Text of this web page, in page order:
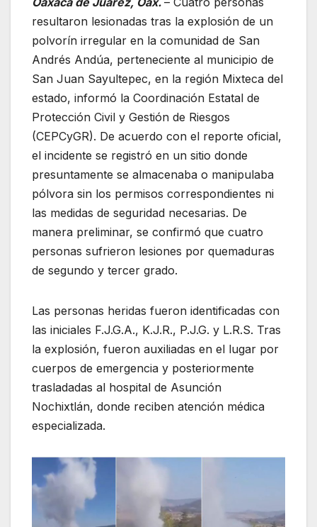
resultaron lesionadas tras la explosión de un
polvorín irregular en la comunidad de San
Andrés Andúa, perteneciente al municipio de
San Juan Sayultepec, en la región Mixteca del
estado, informó la Coordinación Estatal de
Protección Civil y Gestión de Riesgos
(CEPCyGR). De acuerdo con el reporte oficial,
el incidente se registró en un sitio donde
presuntamente se almacenaba o manipulaba
pólvora sin los permisos correspondientes ni
las medidas de seguridad necesarias. De
manera preliminar, se confirmó que cuatro
personas sufrieron lesiones por quemaduras
de segundo y tercer grado.
Las personas heridas fueron identificadas con
las iniciales F.J.G.A., K.J.R., P.J.G. y L.R.S. Tras
la explosión, fueron auxiliadas en el lugar por
cuerpos de emergencia y posteriormente
trasladadas al hospital de Asunción
Nochixtlán, donde reciben atención médica
especializada.